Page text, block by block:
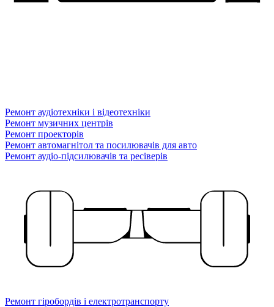
Ремонт аудіотехніки і відеотехніки
Ремонт музичних центрів
Ремонт проекторів
Ремонт автомагнітол та посилювачів для авто
Ремонт аудіо-підсилювачів та ресіверів
Ремонт гіробордів і електротранспорту